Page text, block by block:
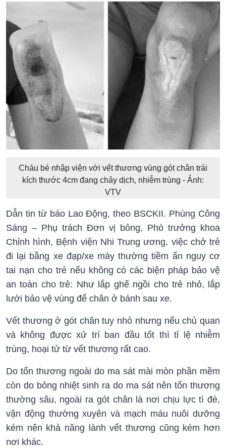
Cháu bé nhập viện với vết thương vùng gót chân trái
kích thước 4cm đang chảy dịch, nhiễm trùng - Ảnh:
VTV
Dẫn tin từ báo Lao Động, theo BSCKII. Phùng Công
Sáng – Phụ trách Đơn vị bỏng, Phó trưởng khoa
Chỉnh hình, Bệnh viện Nhi Trung ương, việc chở trẻ
đi lại bằng xe đạp/xe máy thường tiềm ẩn nguy cơ
tai nạn cho trẻ nếu không có các biện pháp bảo vệ
an toàn cho trẻ: Như lắp ghế ngồi cho trẻ nhỏ, lắp
lưới bảo vệ vùng để chân ở bánh sau xe.
Vết thương ở gót chân tuy nhỏ nhưng nếu chủ quan
và không được xử trí ban đầu tốt thì tỉ lệ nhiễm
trùng, hoại tử từ vết thương rất cao.
Do tổn thương ngoài do ma sát mài mòn phần mềm
còn do bỏng nhiệt sinh ra do ma sát nên tổn thương
thường sâu, ngoài ra gót chân là nơi chịu lực tì đè,
vận động thường xuyên và mạch máu nuôi dưỡng
kém nên khả năng lành vết thương cũng kém hơn
nơi khác.